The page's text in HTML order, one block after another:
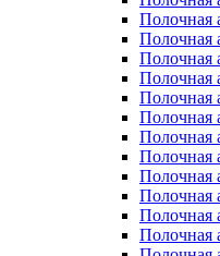
Полочная
Полочная
Полочная
Полочная
Полочная
Полочная
Полочная
Полочная
Полочная
Полочная
Полочная
Полочная